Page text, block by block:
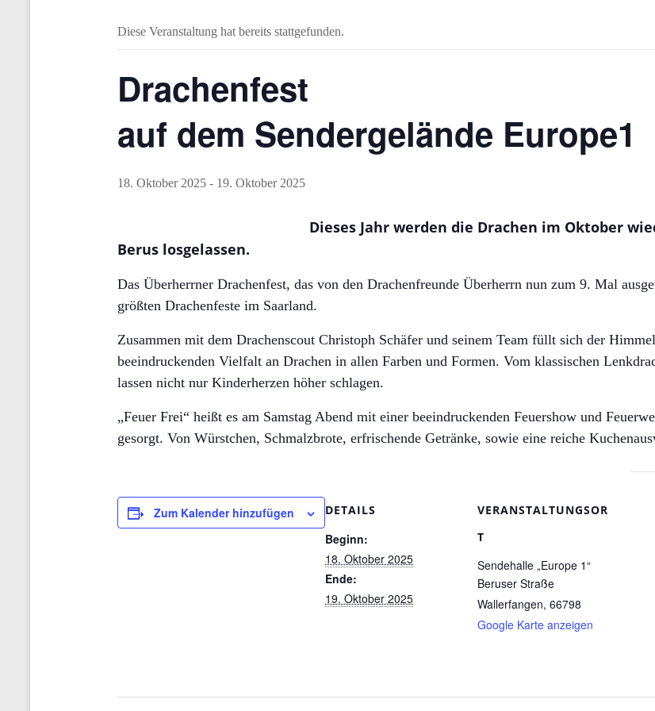
Diese Veranstaltung hat bereits stattgefunden.
Drachenfest
auf dem Sendergelände Europe1
18. Oktober 2025 - 19. Oktober 2025
Dieses Jahr werden die Drachen im Oktober
Berus losgelassen.
Das Überherrner Drachenfest, das von den Drachenfreunde Überherrn nun zum 9. Mal
größten Drachenfeste im Saarland.
Zusammen mit dem Drachenscout Christoph Schäfer und seinem Team füllt sich der
beeindruckenden Vielfalt an Drachen in allen Farben und Formen. Vom klassischen
lassen nicht nur Kinderherzen höher schlagen.
„Feuer Frei“ heißt es am Samstag Abend mit einer beeindruckenden Feuershow und
gesorgt. Von Würstchen, Schmalzbrote, erfrischende Getränke, sowie eine reiche
Zum Kalender hinzufügen DETAILS
Beginn:
18. Oktober 2025
Ende:
19. Oktober 2025
VERANSTALTUNGSOR
T
Sendehalle „Europe 1“
Beruser Straße
Wallerfangen, 66798
Google Karte anzeigen